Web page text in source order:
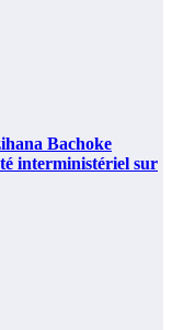
Bachoke
interministériel sur